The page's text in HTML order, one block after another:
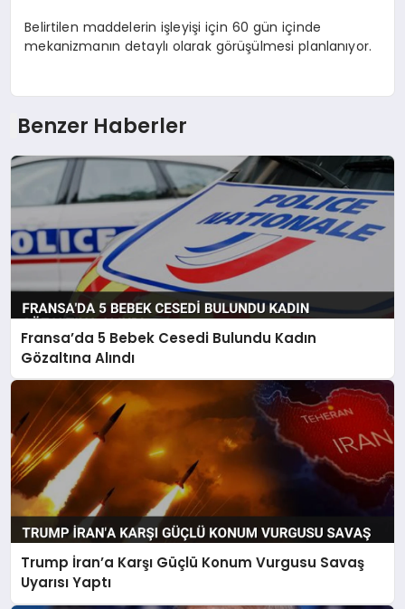
Belirtilen maddelerin işleyişi için 60 gün içinde
mekanizmanın detaylı olarak görüşülmesi planlanıyor.
Benzer Haberler
Fransa’da 5 Bebek Cesedi Bulundu Kadın
Gözaltına Alındı
Trump İran’a Karşı Güçlü Konum Vurgusu Savaş
Uyarısı Yaptı